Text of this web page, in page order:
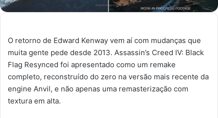
O retorno de Edward Kenway vem aí com mudanças que
muita gente pede desde 2013. Assassin’s Creed IV: Black
Flag Resynced foi apresentado como um remake
completo, reconstruído do zero na versão mais recente da
engine Anvil, e não apenas uma remasterização com
textura em alta.